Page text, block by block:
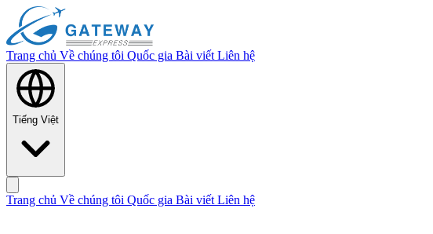
Trang chủ Về chúng tôi Quốc gia Bài viết Liên hệ
Tiếng Việt
Trang chủ Về chúng tôi Quốc gia Bài viết Liên hệ